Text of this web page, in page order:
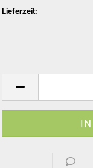
Lieferzeit: